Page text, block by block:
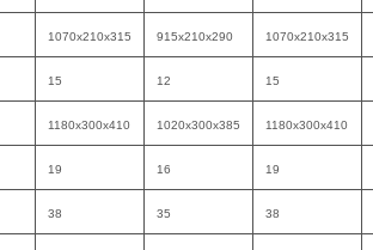
1070x210x315 915x210x290 1070x210x315
15 12 15
1180x300x410 1020x300x385 1180x300x410
19 16 19
38 35 38